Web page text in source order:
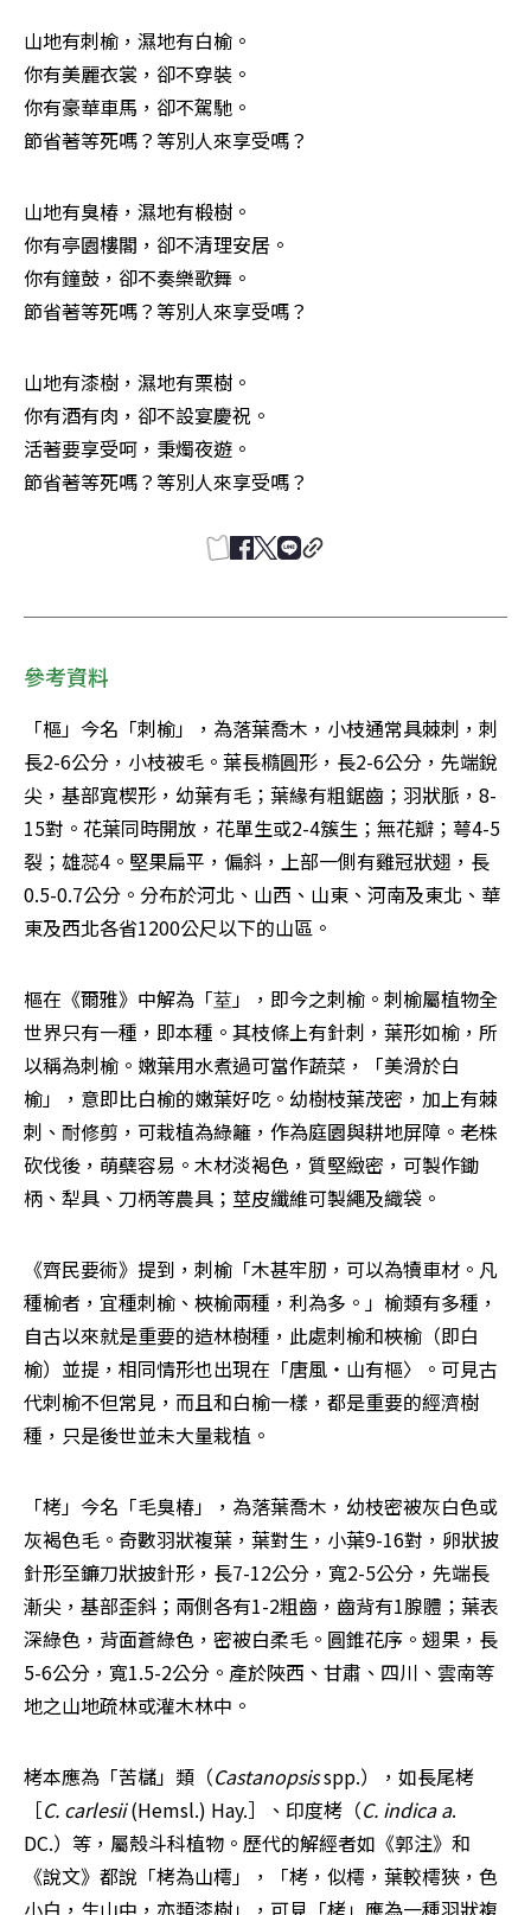
山地有刺榆，濕地有白榆。
你有美麗衣裳，卻不穿裝。
你有豪華車馬，卻不駕馳。
節省著等死嗎？等別人來享受嗎？
山地有臭椿，濕地有椴樹。
你有亭園樓閣，卻不清理安居。
你有鐘鼓，卻不奏樂歌舞。
節省著等死嗎？等別人來享受嗎？
山地有漆樹，濕地有栗樹。
你有酒有肉，卻不設宴慶祝。
活著要享受呵，秉燭夜遊。
節省著等死嗎？等別人來享受嗎？
參考資料
「樞」今名「刺榆」，為落葉喬木，小枝通常具棘刺，刺
長2-6公分，小枝被毛。葉長橢圓形，長2-6公分，先端銳
尖，基部寬楔形，幼葉有毛；葉緣有粗鋸齒；羽狀脈，8-
15對。花葉同時開放，花單生或2-4簇生；無花瓣；萼4-5
裂；雄蕊4。堅果扁平，偏斜，上部一側有雞冠狀翅，長
0.5-0.7公分。分布於河北、山西、山東、河南及東北、華
東及西北各省1200公尺以下的山區。
樞在《爾雅》中解為「荎」，即今之刺榆。刺榆屬植物全
世界只有一種，即本種。其枝條上有針刺，葉形如榆，所
以稱為刺榆。嫩葉用水煮過可當作蔬菜，「美滑於白
榆」，意即比白榆的嫩葉好吃。幼樹枝葉茂密，加上有棘
刺、耐修剪，可栽植為綠籬，作為庭園與耕地屏障。老株
砍伐後，萌蘗容易。木材淡褐色，質堅緻密，可製作鋤
柄、犁具、刀柄等農具；莖皮纖維可製繩及織袋。
《齊民要術》提到，刺榆「木甚牢肕，可以為犢車材。凡
種榆者，宜種刺榆、梜榆兩種，利為多。」榆類有多種，
自古以來就是重要的造林樹種，此處刺榆和梜榆（即白
榆）並提，相同情形也出現在「唐風‧山有樞〉。可見古
代刺榆不但常見，而且和白榆一樣，都是重要的經濟樹
種，只是後世並未大量栽植。
「栲」今名「毛臭椿」，為落葉喬木，幼枝密被灰白色或
灰褐色毛。奇數羽狀複葉，葉對生，小葉9-16對，卵狀披
針形至鐮刀狀披針形，長7-12公分，寬2-5公分，先端長
漸尖，基部歪斜；兩側各有1-2粗齒，齒背有1腺體；葉表
深綠色，背面蒼綠色，密被白柔毛。圓錐花序。翅果，長
5-6公分，寬1.5-2公分。產於陜西、甘肅、四川、雲南等
地之山地疏林或灌木林中。
栲本應為「苦櫧」類（Castanopsis spp.），如長尾栲
［C. carlesii (Hemsl.) Hay.］、印度栲（C. indica a.
DC.）等，屬殼斗科植物。歷代的解經者如《郭注》和
《說文》都說「栲為山樗」，「栲，似樗，葉較樗狹，色
小白，生山中，亦類漆樹」，可見「栲」應為一種羽狀複